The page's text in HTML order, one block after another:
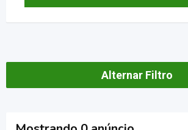
Alternar Filtro